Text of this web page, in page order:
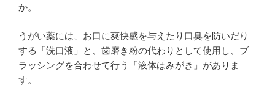
か。
うがい薬には、お口に爽快感を与えたり口臭を防いだり
する「洗口液」と、歯磨き粉の代わりとして使用し、ブ
ラッシングを合わせて行う「液体はみがき」がありま
す。